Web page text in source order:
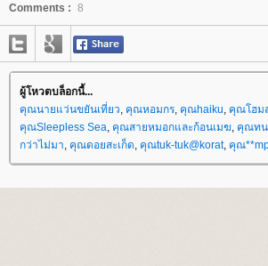
Comments : 8
ผู้โหวตบล็อกนี้...
คุณนายแว่นขยันเที่ยว, คุณหอมกร, คุณhaiku, คุณโฮม
คุณSleepless Sea, คุณสายหมอกและก้อนเมฆ, คุณทน
กว่าไม่มา, คุณดอยสะเก็ด, คุณtuk-tuk@korat, คุณ